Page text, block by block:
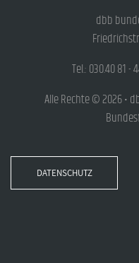
dbb
Tel.: 030.40 81 -
Alle Rechte © 2026 •
DATENSCHUTZ